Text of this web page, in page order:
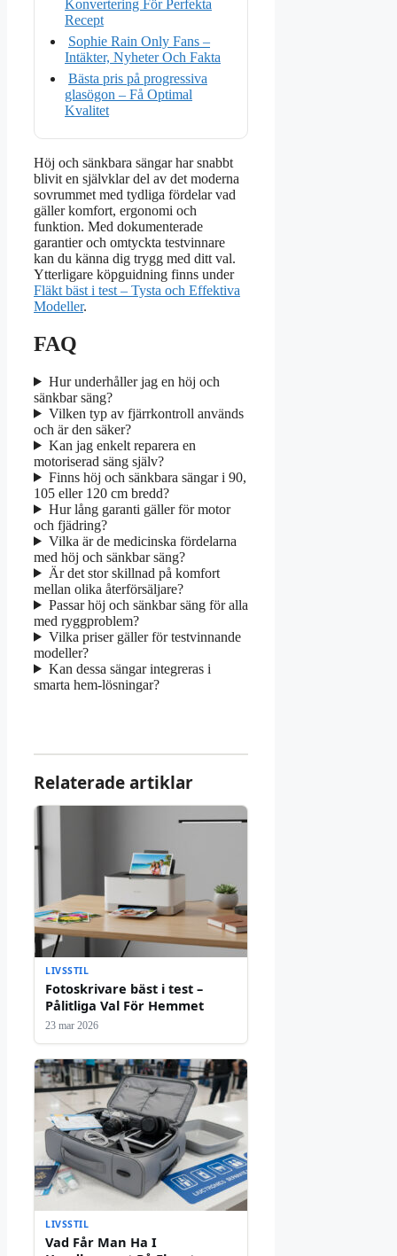
Konvertering För Perfekta
Recept
Sophie Rain Only Fans –
Intäkter, Nyheter Och Fakta
Bästa pris på progressiva
glasögon – Få Optimal
Kvalitet
Höj och sänkbara sängar har snabbt
blivit en självklar del av det moderna
sovrummet med tydliga fördelar vad
gäller komfort, ergonomi och
funktion. Med dokumenterade
garantier och omtyckta testvinnare
kan du känna dig trygg med ditt val.
Ytterligare köpguidning finns under
Fläkt bäst i test – Tysta och Effektiva
Modeller.
FAQ
Hur underhåller jag en höj och
sänkbar säng?
Vilken typ av fjärrkontroll används
och är den säker?
Kan jag enkelt reparera en
motoriserad säng själv?
Finns höj och sänkbara sängar i 90,
105 eller 120 cm bredd?
Hur lång garanti gäller för motor
och fjädring?
Vilka är de medicinska fördelarna
med höj och sänkbar säng?
Är det stor skillnad på komfort
mellan olika återförsäljare?
Passar höj och sänkbar säng för alla
med ryggproblem?
Vilka priser gäller för testvinnande
modeller?
Kan dessa sängar integreras i
smarta hem-lösningar?
Relaterade artiklar
LIVSSTIL
Fotoskrivare bäst i test –
Pålitliga Val För Hemmet
23 mar 2026
LIVSSTIL
Vad Får Man Ha I